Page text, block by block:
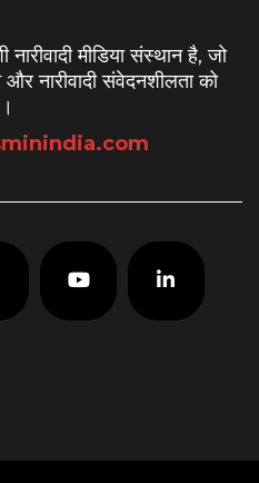
मीडिया संस्थान है, जो
नारीवादी संवेदनशीलता को
।